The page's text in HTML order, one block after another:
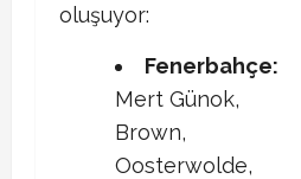
oluşuyor:
Fenerbahçe:
Mert Günok,
Brown,
Oosterwolde,